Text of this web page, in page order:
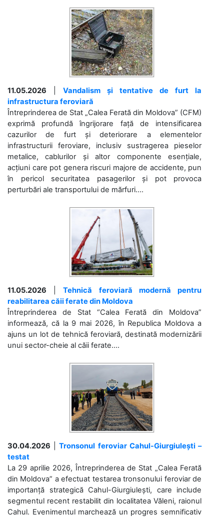
11.05.2026
Vandalism și tentative de furt la
infrastructura feroviară
Întreprinderea de Stat „Calea Ferată din Moldova” (CFM)
exprimă profundă îngrijorare față de intensificarea
cazurilor de furt și deteriorare a elementelor
infrastructurii feroviare, inclusiv sustragerea pieselor
metalice, cablurilor și altor componente esențiale,
acțiuni care pot genera riscuri majore de accidente, pun
în pericol securitatea pasagerilor și pot provoca
perturbări ale transportului de mărfuri....
11.05.2026 |Tehnică feroviară modernă pentru
reabilitarea căii ferate din Moldova
Întreprinderea de Stat “Calea Ferată din Moldova”
informează, că la 9 mai 2026, în Republica Moldova a
ajuns un lot de tehnică feroviară, destinată modernizării
unui sector-cheie al căii ferate....
30.04.2026 |Tronsonul feroviar Cahul-Giurgiulești –
testat
La 29 aprilie 2026, Întreprinderea de Stat „Calea Ferată
din Moldova” a efectuat testarea tronsonului feroviar de
importanță strategică Cahul-Giurgiulești, care include
segmentul recent restabilit din localitatea Văleni, raionul
Cahul. Evenimentul marchează un progres semnificativ